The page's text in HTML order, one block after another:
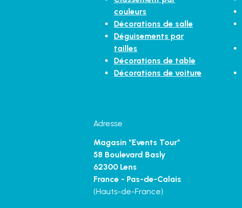
couleurs
Décorations de salle
Déguisements par
tailles
Décorations de table
Décorations de voiture
Adresse
Magasin "Events Tour"
58 Boulevard Basly
62300 Lens
France - Pas-de-Calais
(Hauts-de-France)